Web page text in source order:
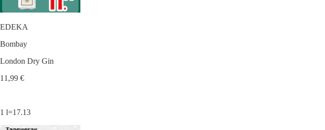
EDEKA
Bombay
London Dry Gin
11,99 €
1 l=17.13